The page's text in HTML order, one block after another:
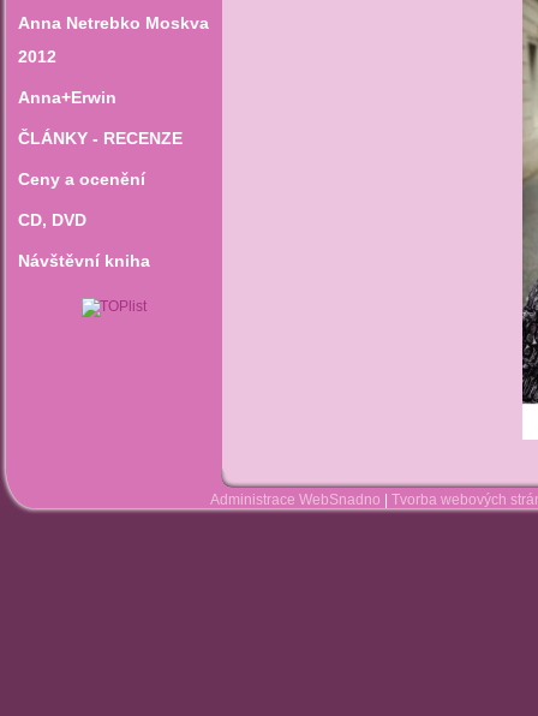
Anna Netrebko Moskva
2012
Anna+Erwin
ČLÁNKY - RECENZE
Ceny a ocenění
CD‚ DVD
Návštěvní kniha
Administrace WebSnadno Tvorba webových